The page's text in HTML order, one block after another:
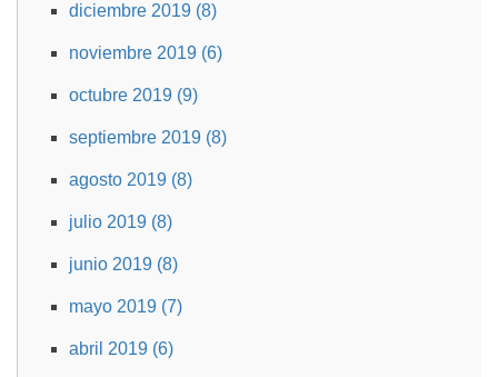
diciembre 2019 (8)
noviembre 2019 (6)
octubre 2019 (9)
septiembre 2019 (8)
agosto 2019 (8)
julio 2019 (8)
junio 2019 (8)
mayo 2019 (7)
abril 2019 (6)